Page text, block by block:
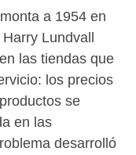
a 1954 en
Lundvall
las tiendas que
los precios
se
en las
desarrolló